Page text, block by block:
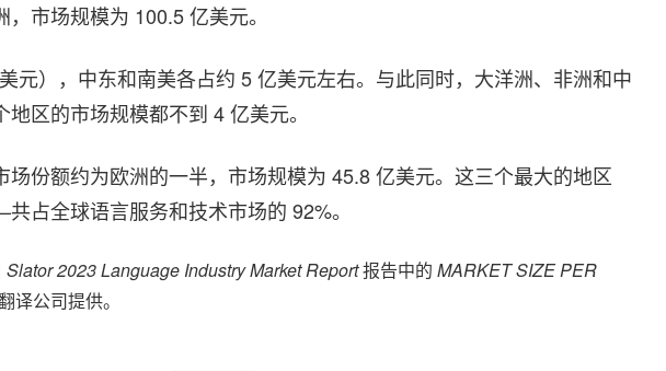
市场规模为 100.5 亿美元。
元），中东和南美各占约 5 亿美元左右。与此同时，大洋洲、非洲和中
区的市场规模都不到 4 亿美元。
场份额约为欧洲的一半，市场规模为 45.8 亿美元。这三个最大的地区
全球语言服务和技术市场的 92%。
Slator 2023 Language Industry Market Report报告中的 MARKET SIZE PER
译公司提供。